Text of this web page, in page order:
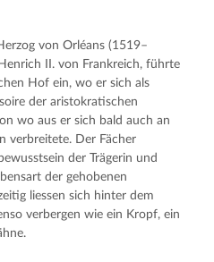
von Orléans (1519–
II. von Frankreich, führte
Hof ein, wo er sich als
der aristokratischen
wo aus er sich bald auch an
verbreitete. Der Fächer
der Trägerin und
der gehobenen
liessen sich hinter dem
verbergen wie ein Kropf, ein